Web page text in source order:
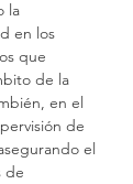
la
en los
que
de la
en el
de
el
de